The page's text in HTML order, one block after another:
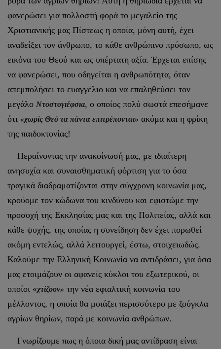
φανερώσει για πολλοστή φορά το μεγαλείο της
Χριστιανικής μας Πίστεως η οποία, μόνη αυτή, έχει
αναδείξει τον άνθρωπο, το κάθε ανθρώπινο πρόσωπο, ως
εικόνα του Θεού και ως υπέρτατη αξία. Έρχεται επίσης
να φανερώσει, που οδηγείται η ανθρωπότητα, όταν
απεμπολήσει το ευαγγέλιο και να επαληθεύσει τον
μεγάλο Ντοστογιέφσκι, ο οποίος πολύ σωστά επεσήμανε
ότι «χωρίς Θεό τα πάντα επιτρέπονται» ακόμα και η φρίκη
της παιδοκτονίας!
Περαίνοντας την ανακοίνωσή μας, με ιδιαίτερη
ανησυχία και συναισθηματική φόρτιση για το όσα
τραγικά διαδραματίζονται στην σύγχρονη κοινωνία μας,
κρούομε τον κώδωνα του κινδύνου και εφιστώμε την
προσοχή της Εκκλησίας μας και της Πολιτείας, αλλά και
κάθε ψυχής, της οποίας η συνείδηση δεν έχει πορωθεί
ακόμη εντελώς, αλλά λειτουργεί, έστω, στοιχειωδώς.
Καλούμε την Ελληνική Κοινωνία να αντιδράσει, για όσα
μας ετοιμάζουν οι αφανείς κύκλοι του εξωτερικού, οι
οποίοι «χτίζουν» την νέα εφιαλτική κοινωνία του
μέλλοντος, η οποία θα μοιάζει περισσότερο με ζούγκλα
αγρίων θηρίων, παρά με κοινωνία ανθρώπων.
Γνωρίζουμε πως η όποια δική μας αντίδραση είναι